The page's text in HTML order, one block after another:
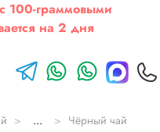
100-граммовыми
на 2 дня
... Чёрный чай